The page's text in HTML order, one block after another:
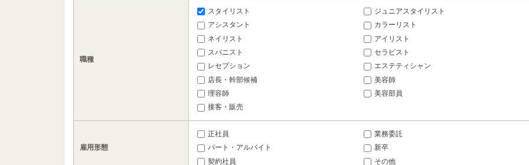
職種
スタイリスト
ジュニアスタイリスト
アシスタント
カラーリスト
ネイリスト
アイリスト
スパニスト
セラピスト
レセプション
エステティシャン
店長・幹部候補
美容師
理容師
美容部員
接客・販売
雇用形態
正社員
業務委託
パート・アルバイト
新卒
契約社員
その他